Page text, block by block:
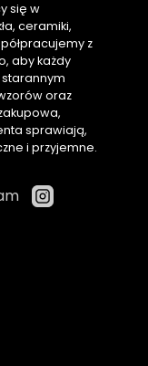
się w
ceramiki,
z
aby każdy
starannym
oraz
sprawiają,
i przyjemne.